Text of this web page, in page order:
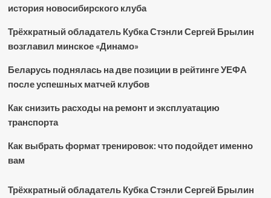
история новосибирского клуба
Трёхкратный обладатель Кубка Стэнли Сергей Брылин
возглавил минское «Динамо»
Беларусь поднялась на две позиции в рейтинге УЕФА
после успешных матчей клубов
Как снизить расходы на ремонт и эксплуатацию
транспорта
Как выбрать формат тренировок: что подойдет именно
вам
Трёхкратный обладатель Кубка Стэнли Сергей Брылин